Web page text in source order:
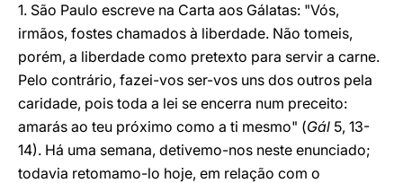
1. São Paulo escreve na Carta aos Gálatas: "Vós,
irmãos, fostes chamados à liberdade. Não tomeis,
porém, a liberdade como pretexto para servir a carne.
Pelo contrário, fazei-vos ser-vos uns dos outros pela
caridade, pois toda a lei se encerra num preceito:
amarás ao teu próximo como a ti mesmo" (Gál 5, 13-
14). Há uma semana, detivemo-nos neste enunciado;
todavia retomamo-lo hoje, em relação com o